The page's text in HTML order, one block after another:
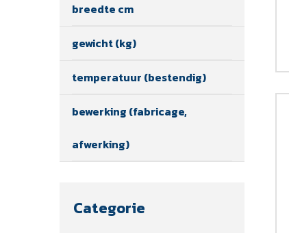
breedte cm
gewicht (kg)
temperatuur (bestendig)
bewerking (fabricage,
afwerking)
Categorie